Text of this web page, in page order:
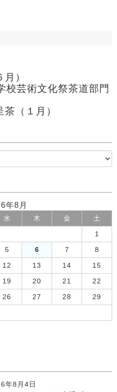
）
芸術文化祭茶道部門
（１月）
年8月
水 木 金 土
1
5 6 7 8
12 13 14 15
19 20 21 22
26 27 28 29
年8月4日